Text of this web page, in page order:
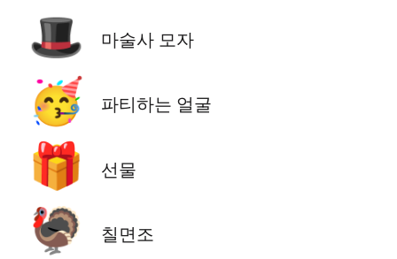
🎩 마술사 모자
🥳 파티하는 얼굴
🎁 선물
🦃 칠면조